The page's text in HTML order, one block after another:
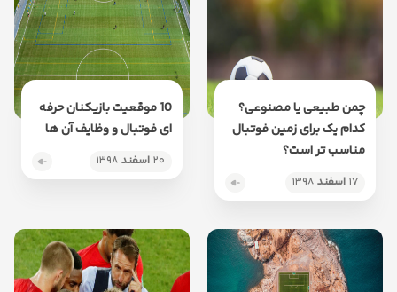
چمن طبیعی یا مصنوعی؟
کدام یک برای زمین فوتبال
مناسب تر است؟
۱۷ اسفند ۱۳۹۸
10 موقعیت بازیکنان حرفه
ای فوتبال و وظایف آن ها
۲۰ اسفند ۱۳۹۸